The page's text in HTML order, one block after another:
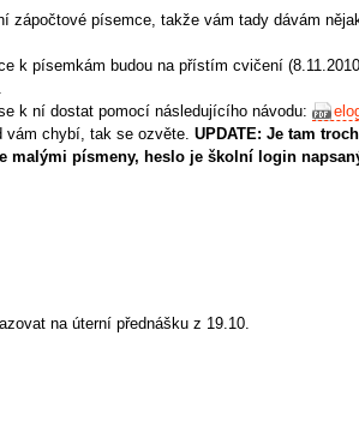
zápočtové písemce, takže vám tady dávám
k písemkám budou na přístím cvičení
k ní dostat pomocí následujícího návodu:
vám chybí, tak se ozvěte.UPDATE: Je tam
malými písmeny, heslo je školní login
na úterní přednášku z 19.10.